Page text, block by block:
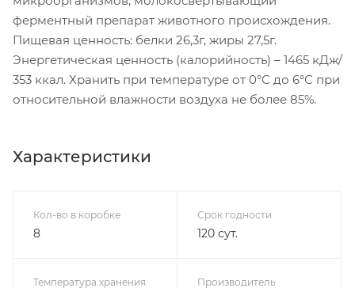
ферментный препарат животного происхождения.
Пищевая ценность: белки 26,3г, жиры 27,5г.
Энергетическая ценность (калорийность) – 1465 кДж/
353 ккал. Хранить при температуре от 0°С до 6°С при
относительной влажности воздуха не более 85%.
Характеристики
Кол-во в коробке
8
Срок годности
120 сут.
Температура хранения Производитель